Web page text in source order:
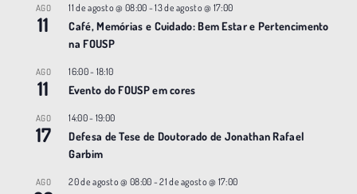
AGO
11
11 de agosto @ 08:00 -13 de agosto @ 17:00
Café, Memórias e Cuidado: Bem Estar e Pertencimento
na FOUSP
AGO
11
16:00- 18:10
Evento do FOUSP em cores
AGO
17
14:00- 19:00
Defesa de Tese de Doutorado de Jonathan Rafael
Garbim
AGO 20 de agosto @ 08:00 -21 de agosto @ 17:00